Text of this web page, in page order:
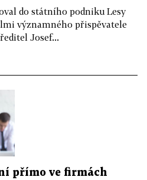
do státního podniku Lesy
významného přispěvatele
Josef...
přímo ve firmách